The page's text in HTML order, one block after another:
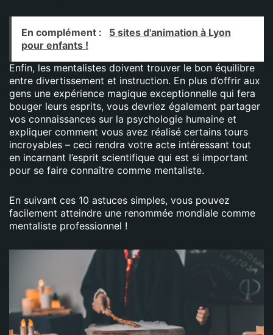
En complément :
5 sites d'animation à Lyon
pour enfants !
Enfin, les mentalistes doivent trouver le bon équilibre
entre divertissement et instruction. En plus d’offrir aux
gens une expérience magique exceptionnelle qui fera
bouger leurs esprits, vous devriez également partager
vos connaissances sur la psychologie humaine et
expliquer comment vous avez réalisé certains tours
incroyables – ceci rendra votre acte intéressant tout
en incarnant l’esprit scientifique qui est si important
pour se faire connaître comme mentaliste.
En suivant ces 10 astuces simples, vous pouvez
facilement atteindre une renommée mondiale comme
mentaliste professionnel !